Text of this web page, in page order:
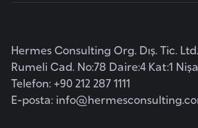
Hermes Consulting Org. Dış. Tic.
Rumeli Cad. No:78 Daire:4 Kat:1
Telefon: +90 212 287 1111
E-posta:
n
B